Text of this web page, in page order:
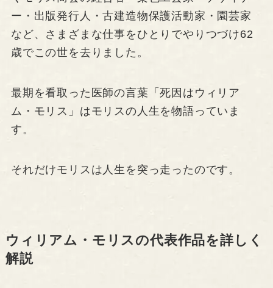
ー・出版発行人・古建造物保護活動家・園芸家
など、さまざまな仕事をひとりでやりつづけ62
歳でこの世を去りました。
最期を看取った医師の言葉「死因はウィリア
ム・モリス」はモリスの人生を物語っていま
す。
それだけモリスは人生を突っ走ったのです。
ウィリアム・モリスの代表作品を詳しく
解説